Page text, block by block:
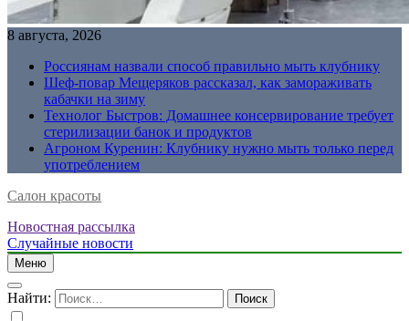
8 августа, 2026
Россиянам назвали способ правильно мыть клубнику
Шеф-повар Мещеряков рассказал, как замораживать
кабачки на зиму
Технолог Быстров: Домашнее консервирование требует
стерилизации банок и продуктов
Агроном Куренин: Клубнику нужно мыть только перед
употреблением
Салон красоты
Новостная рассылка
Случайные новости
Меню
Найти: